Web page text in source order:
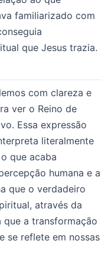
familiarizado com
que Jesus trazia.
com clareza e
ver o Reino de
Essa expressão
literalmente
que acaba
humana e a
que o verdadeiro
através da
a transformação
se reflete em nossas